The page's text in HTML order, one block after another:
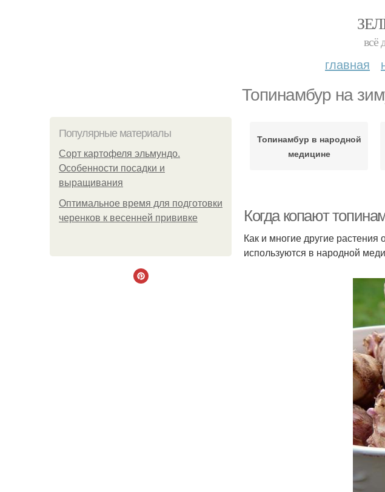
всё
главная
Топинамбур на
Популярные материалы
Сорт картофеля эльмундо.
Особенности посадки и
выращивания
Оптимальное время для подготовки
черенков к весенней прививке
Топинамбур в народной
медицине
Когда копают
Как и многие другие
используются в народной